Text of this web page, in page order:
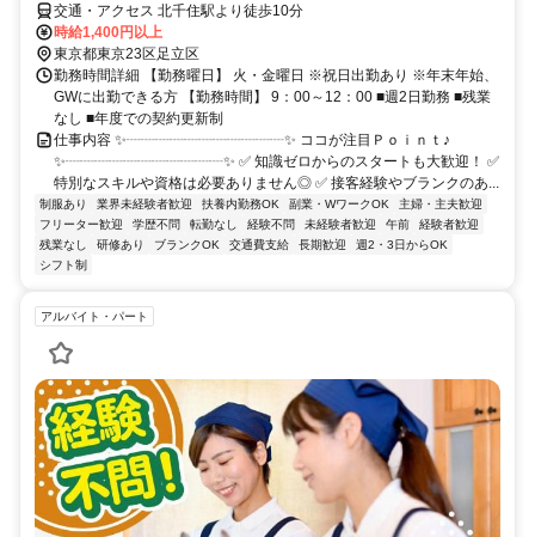
更の範囲:その他会社が指定する場所
交通・アクセス 北千住駅より徒歩10分
時給1,400円以上
東京都東京23区足立区
勤務時間詳細 【勤務曜日】 火・金曜日 ※祝日出勤あり ※年末年始、
GWに出勤できる方 【勤務時間】 9：00～12：00 ■週2日勤務 ■残業
なし ■年度での契約更新制
仕事内容 ✨┈┈┈┈┈┈┈┈┈┈┈✨ ココが注目Ｐｏｉｎｔ♪
✨┈┈┈┈┈┈┈┈┈┈┈✨ ✅ 知識ゼロからのスタートも大歓迎！ ✅
特別なスキルや資格は必要ありません◎ ✅ 接客経験やブランクのあ...
制服あり 業界未経験者歓迎 扶養内勤務OK 副業・WワークOK
主婦・主夫歓迎
フリーター歓迎
学歴不問 転勤なし 経験不問 未経験者歓迎 午前
経験者歓迎
残業なし
研修あり ブランクOK 交通費支給 長期歓迎
週2・3日からOK
シフト制
アルバイト・パート